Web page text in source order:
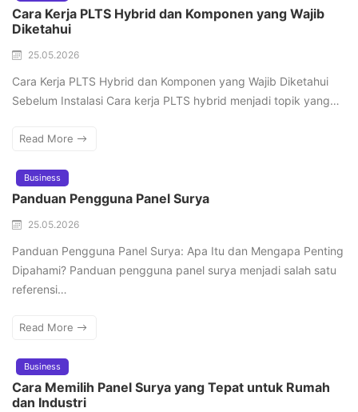
Cara Kerja PLTS Hybrid dan Komponen yang Wajib
Diketahui
25.05.2026
Cara Kerja PLTS Hybrid dan Komponen yang Wajib Diketahui
Sebelum Instalasi Cara kerja PLTS hybrid menjadi topik yang…
Read More
Business
Panduan Pengguna Panel Surya
25.05.2026
Panduan Pengguna Panel Surya: Apa Itu dan Mengapa Penting
Dipahami? Panduan pengguna panel surya menjadi salah satu
referensi…
Read More
Business
Cara Memilih Panel Surya yang Tepat untuk Rumah
dan Industri